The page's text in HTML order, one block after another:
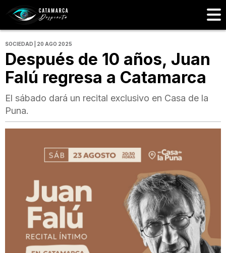
SOCIEDAD | 20 AGO 2025
Después de 10 años, Juan
Falú regresa a Catamarca
El sábado dará un recital exclusivo en Casa de la
Puna.